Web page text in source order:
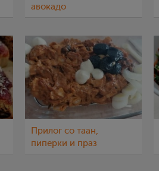
авокадо
Прилог со таан,
пиперки и праз